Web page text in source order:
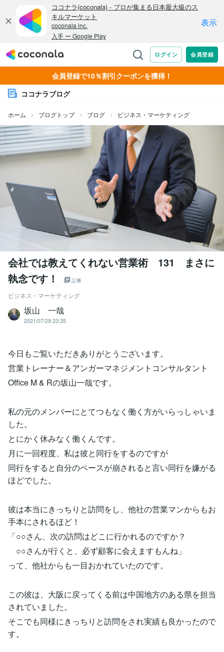
会員登録で10％割引クーポンを獲得！
ココナラブログ
ホーム ブログトップ ブログ ビジネス・マーケティング
会社では教えてくれない営業術 131 まさに
執念です！
記事
ビジネス・マーケティング
坂山 一哉
2021/07/29 23:35
今日もご覧いただきありがとうございます。
営業トレーナー＆アンガーマネジメントコンサルタント
Office M & Rの坂山一哉です。
私の元のメンバーにとてつもなく働く方がいらっしゃいま
した。
とにかく休みなく働くんです。
月に一回程度、私は彼と同行をするのですが
同行をすると自分のペースが崩されると言い同行を嫌がる
ほどでした。
彼は本当にきっちりと訪問をし、他社の営業マンからもお
手本にされるほど！
「○○さん、次の訪問はどこに行かれるのですか？
○○さんが行くと、必ず顧客に会えますもんね」
って、他社からも一目おかれていたのです。
この彼は、大阪に戻ってくる前は中国地方のある県を担当
されていました。
そこでも同様にきっちりと訪問をされ実績も良かったので
す。